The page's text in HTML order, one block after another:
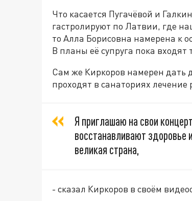
Что касается Пугачёвой и
гастролируют по Латвии, где
то Алла Борисовна намерена к
В планы её супруга пока
Сам же Киркоров намерен дать
проходят в санаториях
Я приглашаю на свои
восстанавливают здоровье
великая страна,
- сказал Киркоров в своём